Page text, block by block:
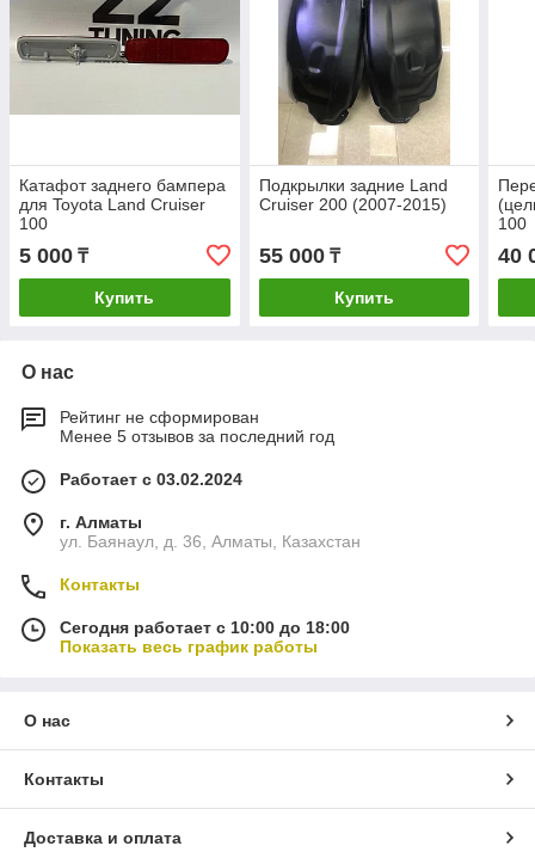
Катафот заднего бампера
для Toyota Land Cruiser
100
5 000 ₸
Купить
Подкрылки задние Land
Cruiser 200 (2007-2015)
55 000₸
Купить
100
40
О нас
Рейтинг не сформирован
Менее 5 отзывов за последний год
Работает с 03.02.2024
г. Алматы
ул. Баянаул, д. 36, Алматы, Казахстан
Контакты
Сегодня работает с 10:00 до 18:00
Показать весь график работы
О нас
Контакты
Доставка и оплата